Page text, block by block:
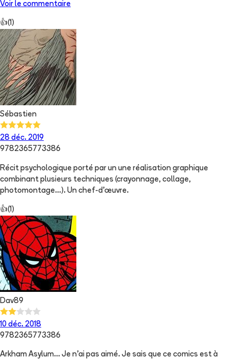
Voir le commentaire
👍(1)
Sébastien
28 déc. 2019
9782365773386
Récit psychologique porté par un une réalisation graphique
combinant plusieurs techniques (crayonnage, collage,
photomontage...). Un chef-d'œuvre.
👍(1 )
Dav89
10 déc. 2018
9782365773386
Arkham Asylum... Je n'ai pas aimé. Je sais que ce comics est à